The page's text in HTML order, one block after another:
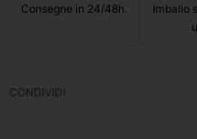
Consegne in 24/48h.
Imballo
CONDIVIDI